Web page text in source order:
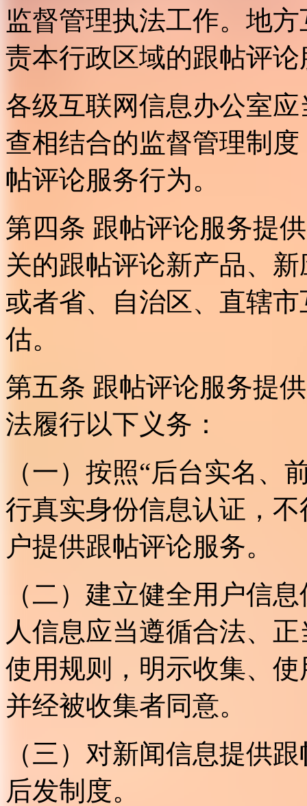
监督管理执法工作。地
责本行政区域的跟帖评
各级互联网信息办公室
查相结合的监督管理制
帖评论服务行为。
第四条 跟帖评论服务提
关的跟帖评论新产品、
或者省、自治区、直辖
估。
第五条 跟帖评论服务提
法履行以下义务：
（一）按照“后台实名、
行真实身份信息认证，
户提供跟帖评论服务。
（二）建立健全用户信
人信息应当遵循合法、
使用规则，明示收集、
并经被收集者同意。
（三）对新闻信息提供
后发制度。